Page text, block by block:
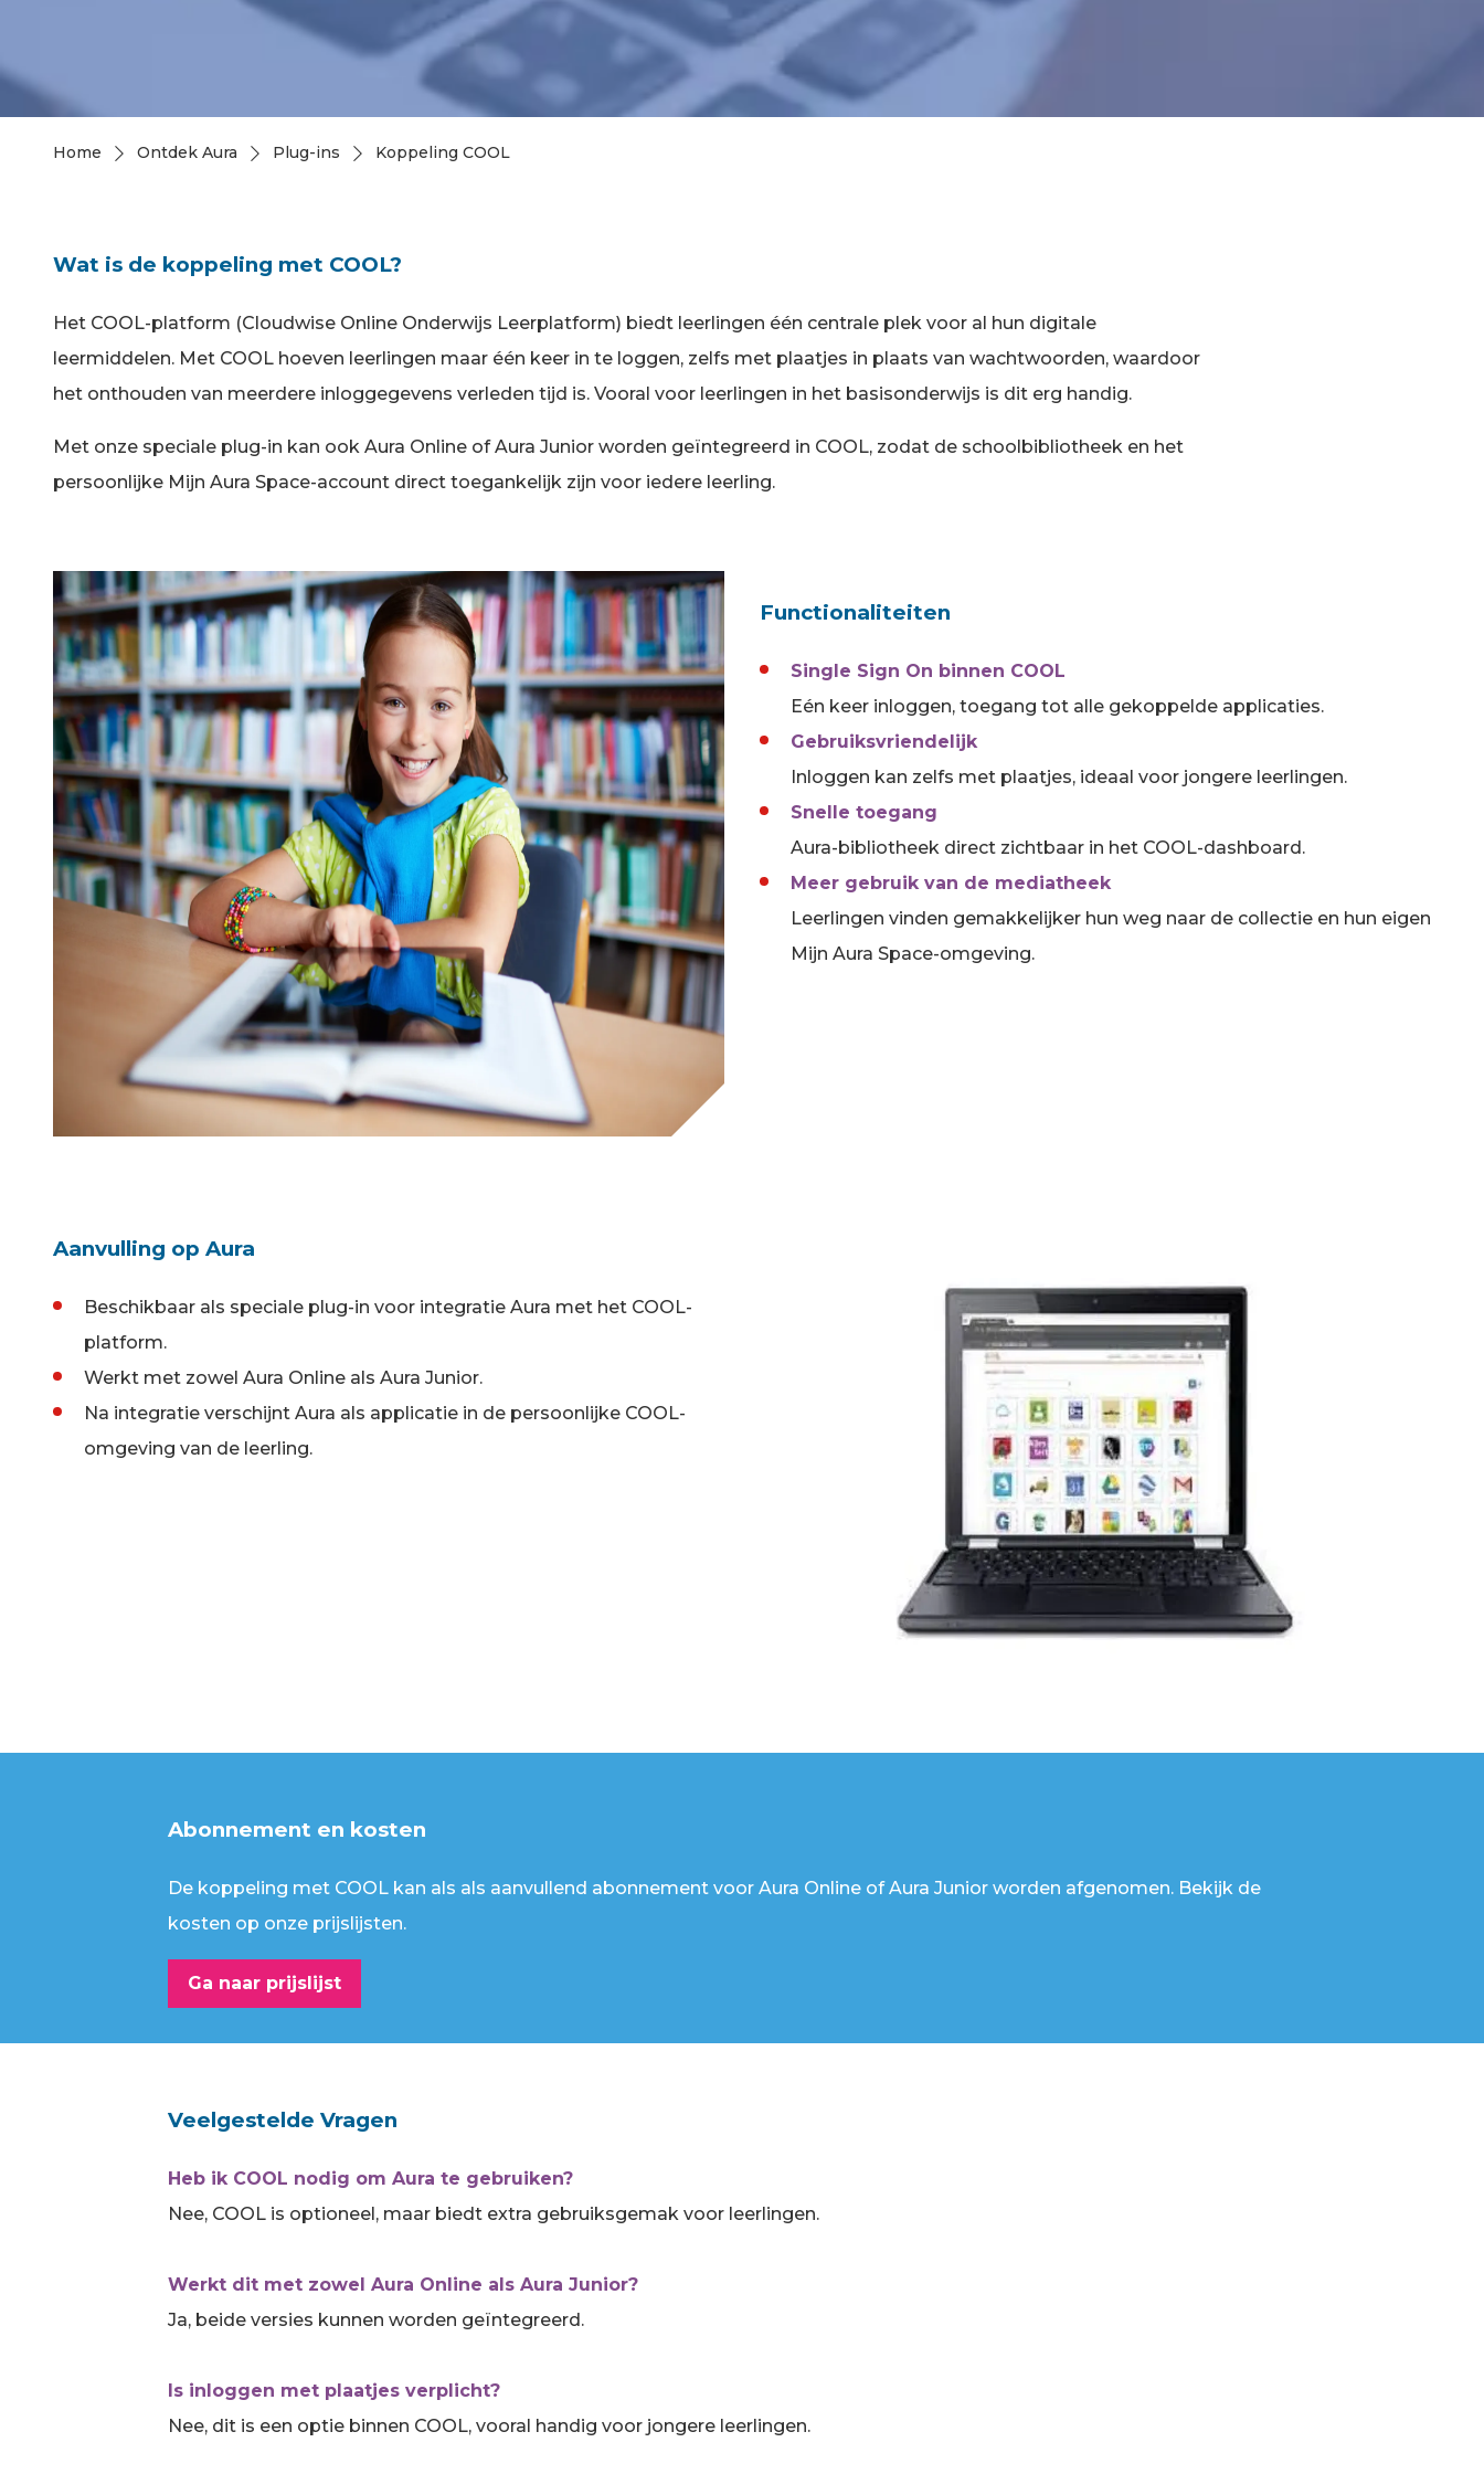
Home Ontdek Aura Plug-ins Koppeling COOL
Wat is de koppeling met COOL?
Het COOL-platform (Cloudwise Online Onderwijs Leerplatform) biedt leerlingen één centrale plek voor al hun digitale
leermiddelen. Met COOL hoeven leerlingen maar één keer in te loggen, zelfs met plaatjes in plaats van wachtwoorden, waardoor
het onthouden van meerdere inloggegevens verleden tijd is. Vooral voor leerlingen in het basisonderwijs is dit erg handig.
Met onze speciale plug-in kan ook Aura Online of Aura Junior worden geïntegreerd in COOL, zodat de schoolbibliotheek en het
persoonlijke Mijn Aura Space-account direct toegankelijk zijn voor iedere leerling.
Functionaliteiten
Single Sign On binnen COOL
Eén keer inloggen, toegang tot alle gekoppelde applicaties.
Gebruiksvriendelijk
Inloggen kan zelfs met plaatjes, ideaal voor jongere leerlingen.
Snelle toegang
Aura-bibliotheek direct zichtbaar in het COOL-dashboard.
Meer gebruik van de mediatheek
Leerlingen vinden gemakkelijker hun weg naar de collectie en hun eigen
Mijn Aura Space-omgeving.
Aanvulling op Aura
Beschikbaar als speciale plug-in voor integratie Aura met het COOL-
platform.
Werkt met zowel Aura Online als Aura Junior.
Na integratie verschijnt Aura als applicatie in de persoonlijke COOL-
omgeving van de leerling.
Abonnement en kosten
De koppeling met COOL kan als als aanvullend abonnement voor Aura Online of Aura Junior worden afgenomen. Bekijk de
kosten op onze prijslijsten.
Ga naar prijslijst
Veelgestelde Vragen
Heb ik COOL nodig om Aura te gebruiken?
Nee, COOL is optioneel, maar biedt extra gebruiksgemak voor leerlingen.
Werkt dit met zowel Aura Online als Aura Junior?
Ja, beide versies kunnen worden geïntegreerd.
Is inloggen met plaatjes verplicht?
Nee, dit is een optie binnen COOL, vooral handig voor jongere leerlingen.